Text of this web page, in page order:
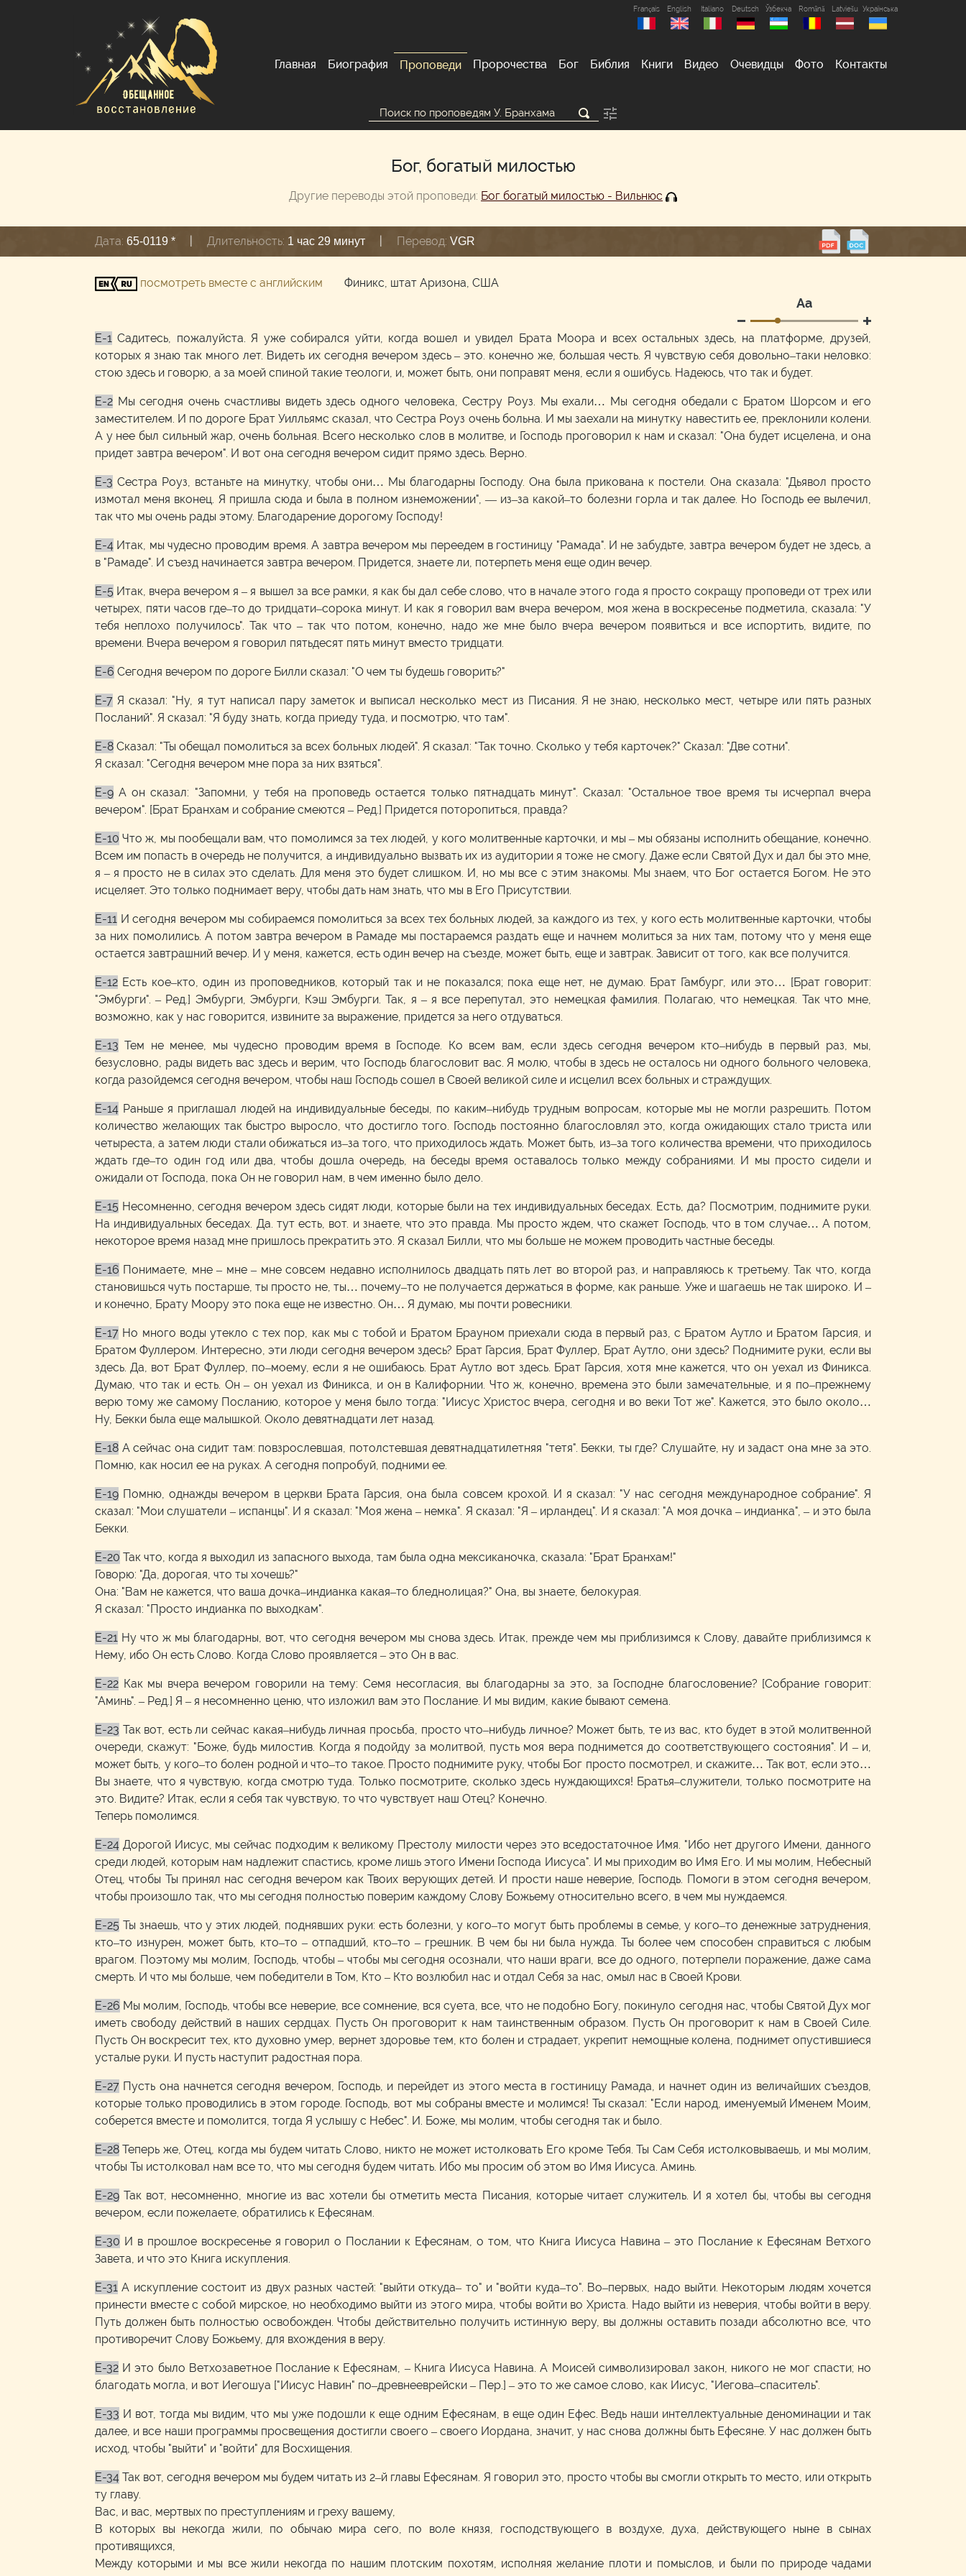
Français English Italiano Deutsch Ўзбекча Română Latviešu Українська
Главная Биография Проповеди Пророчества Бог Библия Книги Видео Очевидцы Фото Контакты
Бог, богатый милостью
Другие переводы этой проповеди: Бог богатый милостью - Вильнюс
Дата: 65-0119 * Длительность: 1 час 29 минут Перевод: VGR
посмотреть вместе с английским Финикс, штат Аризона, США
Аа
E-1 Садитесь, пожалуйста. Я уже собирался уйти, когда вошел и увидел Брата Моора и всех остальных здесь, на платформе, друзей,
которых я знаю так много лет. Видеть их сегодня вечером здесь – это. конечно же, большая честь. Я чувствую себя довольно–таки неловко:
стою здесь и говорю, а за моей спиной такие теологи, и, может быть, они поправят меня, если я ошибусь. Надеюсь, что так и будет.
E-2 Мы сегодня очень счастливы видеть здесь одного человека, Сестру Роуз. Мы ехали… Мы сегодня обедали с Братом Шорсом и его
заместителем. И по дороге Брат Уилльямс сказал, что Сестра Роуз очень больна. И мы заехали на минутку навестить ее, преклонили колени.
А у нее был сильный жар, очень больная. Всего несколько слов в молитве, и Господь проговорил к нам и сказал: "Она будет исцелена, и она
придет завтра вечером". И вот она сегодня вечером сидит прямо здесь. Верно.
E-3 Сестра Роуз, встаньте на минутку, чтобы они… Мы благодарны Господу. Она была прикована к постели. Она сказала: "Дьявол просто
измотал меня вконец. Я пришла сюда и была в полном изнеможении", –– из–за какой–то болезни горла и так далее. Но Господь ее вылечил,
так что мы очень рады этому. Благодарение дорогому Господу!
E-4 Итак, мы чудесно проводим время. А завтра вечером мы переедем в гостиницу "Рамада". И не забудьте, завтра вечером будет не здесь, а
в "Рамаде". И съезд начинается завтра вечером. Придется, знаете ли, потерпеть меня еще один вечер.
E-5 Итак, вчера вечером я – я вышел за все рамки, я как бы дал себе слово, что в начале этого года я просто сокращу проповеди от трех или
четырех, пяти часов где–то до тридцати–сорока минут. И как я говорил вам вчера вечером, моя жена в воскресенье подметила, сказала: "У
тебя неплохо получилось". Так что – так что потом, конечно, надо же мне было вчера вечером появиться и все испортить, видите, по
времени. Вчера вечером я говорил пятьдесят пять минут вместо тридцати.
E-6 Сегодня вечером по дороге Билли сказал: "О чем ты будешь говорить?"
E-7 Я сказал: "Ну, я тут написал пару заметок и выписал несколько мест из Писания. Я не знаю, несколько мест, четыре или пять разных
Посланий". Я сказал: "Я буду знать, когда приеду туда, и посмотрю, что там".
E-8 Сказал: "Ты обещал помолиться за всех больных людей". Я сказал: "Так точно. Сколько у тебя карточек?" Сказал: "Две сотни".
Я сказал: "Сегодня вечером мне пора за них взяться".
E-9 А он сказал: "Запомни, у тебя на проповедь остается только пятнадцать минут". Сказал: "Остальное твое время ты исчерпал вчера
вечером". [Брат Бранхам и собрание смеются – Ред.] Придется поторопиться, правда?
E-10 Что ж, мы пообещали вам, что помолимся за тех людей, у кого молитвенные карточки, и мы – мы обязаны исполнить обещание, конечно.
Всем им попасть в очередь не получится, а индивидуально вызвать их из аудитории я тоже не смогу. Даже если Святой Дух и дал бы это мне,
я – я просто не в силах это сделать. Для меня это будет слишком. И, но мы все с этим знакомы. Мы знаем, что Бог остается Богом. Не это
исцеляет. Это только поднимает веру, чтобы дать нам знать, что мы в Его Присутствии.
E-11 И сегодня вечером мы собираемся помолиться за всех тех больных людей, за каждого из тех, у кого есть молитвенные карточки, чтобы
за них помолились. А потом завтра вечером в Рамаде мы постараемся раздать еще и начнем молиться за них там, потому что у меня еще
остается завтрашний вечер. И у меня, кажется, есть один вечер на съезде, может быть, еще и завтрак. Зависит от того, как все получится.
E-12 Есть кое–кто, один из проповедников, который так и не показался; пока еще нет, не думаю. Брат Гамбург, или это… [Брат говорит:
"Эмбурги". – Ред.] Эмбурги, Эмбурги, Кэш Эмбурги. Так, я – я все перепутал, это немецкая фамилия. Полагаю, что немецкая. Так что мне,
возможно, как у нас говорится, извините за выражение, придется за него отдуваться.
E-13 Тем не менее, мы чудесно проводим время в Господе. Ко всем вам, если здесь сегодня вечером кто–нибудь в первый раз, мы,
безусловно, рады видеть вас здесь и верим, что Господь благословит вас. Я молю, чтобы в здесь не осталось ни одного больного человека,
когда разойдемся сегодня вечером, чтобы наш Господь сошел в Своей великой силе и исцелил всех больных и страждущих.
E-14 Раньше я приглашал людей на индивидуальные беседы, по каким–нибудь трудным вопросам, которые мы не могли разрешить. Потом
количество желающих так быстро выросло, что достигло того. Господь постоянно благословлял это, когда ожидающих стало триста или
четыреста, а затем люди стали обижаться из–за того, что приходилось ждать. Может быть, из–за того количества времени, что приходилось
ждать где–то один год или два, чтобы дошла очередь, на беседы время оставалось только между собраниями. И мы просто сидели и
ожидали от Господа, пока Он не говорил нам, в чем именно было дело.
E-15 Несомненно, сегодня вечером здесь сидят люди, которые были на тех индивидуальных беседах. Есть, да? Посмотрим, поднимите руки.
На индивидуальных беседах. Да. тут есть, вот. и знаете, что это правда. Мы просто ждем, что скажет Господь, что в том случае… А потом,
некоторое время назад мне пришлось прекратить это. Я сказал Билли, что мы больше не можем проводить частные беседы.
E-16 Понимаете, мне – мне – мне совсем недавно исполнилось двадцать пять лет во второй раз, и направляюсь к третьему. Так что, когда
становишься чуть постарше, ты просто не, ты… почему–то не получается держаться в форме, как раньше. Уже и шагаешь не так широко. И –
и конечно, Брату Моору это пока еще не известно. Он… Я думаю, мы почти ровесники.
E-17 Но много воды утекло с тех пор, как мы с тобой и Братом Брауном приехали сюда в первый раз, с Братом Аутло и Братом Гарсия, и
Братом Фуллером. Интересно, эти люди сегодня вечером здесь? Брат Гарсия, Брат Фуллер, Брат Аутло, они здесь? Поднимите руки, если вы
здесь. Да, вот Брат Фуллер, по–моему, если я не ошибаюсь. Брат Аутло вот здесь. Брат Гарсия, хотя мне кажется, что он уехал из Финикса.
Думаю, что так и есть. Он – он уехал из Финикса, и он в Калифорнии. Что ж, конечно, времена это были замечательные, и я по–прежнему
верю тому же самому Посланию, которое у меня было тогда: "Иисус Христос вчера, сегодня и во веки Тот же". Кажется, это было около…
Ну, Бекки была еще малышкой. Около девятнадцати лет назад.
E-18 А сейчас она сидит там: повзрослевшая, потолстевшая девятнадцатилетняя "тетя". Бекки, ты где? Слушайте, ну и задаст она мне за это.
Помню, как носил ее на руках. А сегодня попробуй, подними ее.
E-19 Помню, однажды вечером в церкви Брата Гарсия, она была совсем крохой. И я сказал: "У нас сегодня международное собрание". Я
сказал: "Мои слушатели – испанцы". И я сказал: "Моя жена – немка". Я сказал: "Я – ирландец". И я сказал: "А моя дочка – индианка", – и это была
Бекки.
E-20 Так что, когда я выходил из запасного выхода, там была одна мексиканочка, сказала: "Брат Бранхам!"
Говорю: "Да, дорогая, что ты хочешь?"
Она: "Вам не кажется, что ваша дочка–индианка какая–то бледнолицая?" Она, вы знаете, белокурая.
Я сказал: "Просто индианка по выходкам".
E-21 Нy что ж мы благодарны, вот, что сегодня вечером мы снова здесь. Итак, прежде чем мы приблизимся к Слову, давайте приблизимся к
Нему, ибо Он есть Слово. Когда Слово проявляется – это Он в вас.
E-22 Как мы вчера вечером говорили на тему: Семя несогласия, вы благодарны за это, за Господне благословение? [Собрание говорит:
"Аминь". – Ред.] Я – я несомненно ценю, что изложил вам это Послание. И мы видим, какие бывают семена.
E-23 Так вот, есть ли сейчас какая–нибудь личная просьба, просто что–нибудь личное? Может быть, те из вас, кто будет в этой молитвенной
очереди, скажут: "Боже, будь милостив. Когда я подойду за молитвой, пусть моя вера поднимется до соответствующего состояния". И – и,
может быть, у кого–то болен родной и что–то такое. Просто поднимите руку, чтобы Бог просто посмотрел, и скажите… Так вот, если это…
Вы знаете, что я чувствую, когда смотрю туда. Только посмотрите, сколько здесь нуждающихся! Братья–служители, только посмотрите на
это. Видите? Итак, если я себя так чувствую, то что чувствует наш Отец? Конечно.
Теперь помолимся.
E-24 Дорогой Иисус, мы сейчас подходим к великому Престолу милости через это вседостаточное Имя. "Ибо нет другого Имени, данного
среди людей, которым нам надлежит спастись, кроме лишь этого Имени Господа Иисуса". И мы приходим во Имя Его. И мы молим, Небесный
Отец, чтобы Ты принял нас сегодня вечером как Твоих верующих детей. И прости наше неверие, Господь. Помоги в этом сегодня вечером,
чтобы произошло так, что мы сегодня полностью поверим каждому Слову Божьему относительно всего, в чем мы нуждаемся.
E-25 Ты знаешь, что у этих людей, поднявших руки: есть болезни, у кого–то могут быть проблемы в семье, у кого–то денежные затруднения,
кто–то изнурен, может быть, кто–то – отпадший, кто–то – грешник. В чем бы ни была нужда. Ты более чем способен справиться с любым
врагом. Поэтому мы молим, Господь, чтобы – чтобы мы сегодня осознали, что наши враги, все до одного, потерпели поражение, даже сама
смерть. И что мы больше, чем победители в Том, Кто – Кто возлюбил нас и отдал Себя за нас, омыл нас в Своей Крови.
E-26 Мы молим, Господь, чтобы все неверие, все сомнение, вся суета, все, что не подобно Богу, покинуло сегодня нас, чтобы Святой Дух мог
иметь свободу действий в наших сердцах. Пусть Он проговорит к нам таинственным образом. Пусть Он проговорит к нам в Своей Силе.
Пусть Он воскресит тех, кто духовно умер, вернет здоровье тем, кто болен и страдает, укрепит немощные колена, поднимет опустившиеся
усталые руки. И пусть наступит радостная пора.
E-27 Пусть она начнется сегодня вечером, Господь, и перейдет из этого места в гостиницу Рамада, и начнет один из величайших съездов,
которые только проводились в этом городе. Господь, вот мы собраны вместе и молимся! Ты сказал: "Если народ, именуемый Именем Моим,
соберется вместе и помолится, тогда Я услышу с Небес". И. Боже, мы молим, чтобы сегодня так и было.
E-28 Теперь же, Отец, когда мы будем читать Слово, никто не может истолковать Его кроме Тебя. Ты Сам Себя истолковываешь, и мы молим,
чтобы Ты истолковал нам все то, что мы сегодня будем читать. Ибо мы просим об этом во Имя Иисуса. Аминь.
E-29 Так вот, несомненно, многие из вас хотели бы отметить места Писания, которые читает служитель. И я хотел бы, чтобы вы сегодня
вечером, если пожелаете, обратились к Ефесянам.
E-30 И в прошлое воскресенье я говорил о Послании к Ефесянам, о том, что Книга Иисуса Навина – это Послание к Ефесянам Ветхого
Завета, и что это Книга искупления.
E-31 А искупление состоит из двух разных частей: "выйти откуда– то" и "войти куда–то". Во–первых, надо выйти. Некоторым людям хочется
принести вместе с собой мирское, но необходимо выйти из этого мира, чтобы войти во Христа. Надо выйти из неверия, чтобы войти в веру.
Путь должен быть полностью освобожден. Чтобы действительно получить истинную веру, вы должны оставить позади абсолютно все, что
противоречит Слову Божьему, для вхождения в веру.
E-32 И это было Ветхозаветное Послание к Ефесянам, – Книга Иисуса Навина. А Моисей символизировал закон, никого не мог спасти; но
благодать могла, и вот Иегошуа ["Иисус Навин" по–древнееврейски – Пер.] – это то же самое слово, как Иисус, "Иегова–спаситель".
E-33 И вот, тогда мы видим, что мы уже подошли к еще одним Ефесянам, в еще один Ефес. Ведь наши интеллектуальные деноминации и так
далее, и все наши программы просвещения достигли своего – своего Иордана, значит, у нас снова должны быть Ефесяне. У нас должен быть
исход, чтобы "выйти" и "войти" для Восхищения.
E-34 Так вот, сегодня вечером мы будем читать из 2–й главы Ефесянам. Я говорил это, просто чтобы вы смогли открыть то место, или открыть
ту главу.
Вас, и вас, мертвых по преступлениям и греху вашему,
В которых вы некогда жили, по обычаю мира сего, по воле князя, господствующего в воздухе, духа, действующего ныне в сынах
противящихся,
Между которыми и мы все жили некогда по нашим плотским похотям, исполняя желание плоти и помыслов, и были по природе чадами